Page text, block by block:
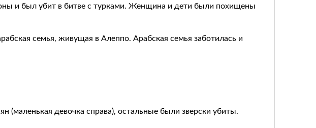
и был убит в битве с турками. Женщина и дети были похищены
семья, живущая в Алеппо. Арабская семья заботилась и
девочка справа), остальные были зверски убиты.